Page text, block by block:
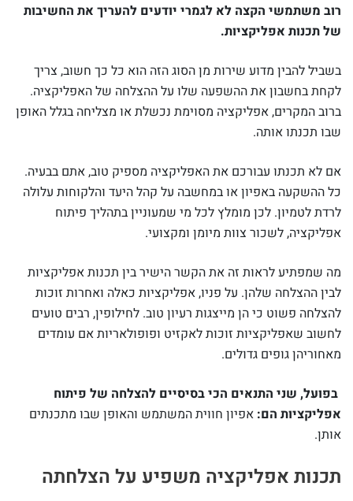
רוב משתמשי הקצה לא לגמרי יודעים להעריך את החשיבות
של תכנות אפליקציות.
בשביל להבין מדוע שירות מן הסוג הזה הוא כל כך חשוב, צריך
לקחת בחשבון את ההשפעה שלו על ההצלחה של האפליקציה.
ברוב המקרים, אפליקציה מסוימת נכשלת או מצליחה בגלל האופן
שבו תכנתו אותה.
אם לא תכנתו עבורכם את האפליקציה מספיק טוב, אתם בבעיה.
כל ההשקעה באפיון או במחשבה על קהל היעד והלקוחות עלולה
לרדת לטמיון. לכן מומלץ לכל מי שמעוניין בתהליך פיתוח
אפליקציה, לשכור צוות מיומן ומקצועי.
מה שמפתיע לראות זה את הקשר הישיר בין תכנות אפליקציות
לבין ההצלחה שלהן. על פניו, אפליקציות כאלה ואחרות זוכות
להצלחה פשוט כי הן מייצגות רעיון טוב. לחילופין, רבים טועים
לחשוב שאפליקציות זוכות לאקזיט ופופולאריות אם עומדים
מאחוריהן גופים גדולים.
בפועל, שני התנאים הכי בסיסיים להצלחה של פיתוח
אפליקציות הם: אפיון חווית המשתמש והאופן שבו מתכנתים
אותן.
תכנות אפליקציה משפיע על הצלחתה